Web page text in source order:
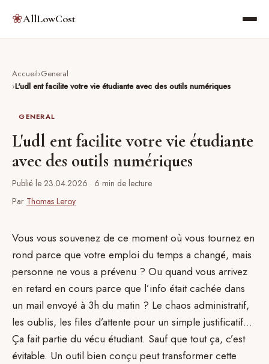
❀AllLowCost
Accueil General
L'udl ent facilite votre vie étudiante avec des outils numériques
GENERAL
L'udl ent facilite votre vie étudiante
avec des outils numériques
Publié le 23.04.2026 · 6 min de lecture
Par Thomas Leroy
Vous vous souvenez de ce moment où vous tournez en
rond parce que votre emploi du temps a changé, mais
personne ne vous a prévenu ? Ou quand vous arrivez
en retard en cours parce que l’info était cachée dans
un mail envoyé à 3h du matin ? Le chaos administratif,
les oublis, les files d’attente pour un simple justificatif…
Ça fait partie du vécu étudiant. Sauf que tout ça, c’est
évitable. Un outil bien conçu peut transformer cette